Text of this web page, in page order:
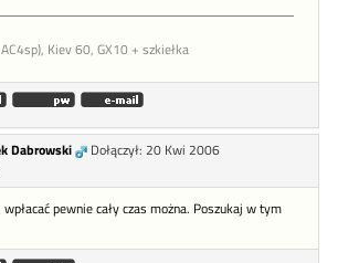
Kiev 60, GX10 + szkiełka
Dabrowski
Dołączył: 20 Kwi 2006
pewnie cały czas można. Poszukaj w tym